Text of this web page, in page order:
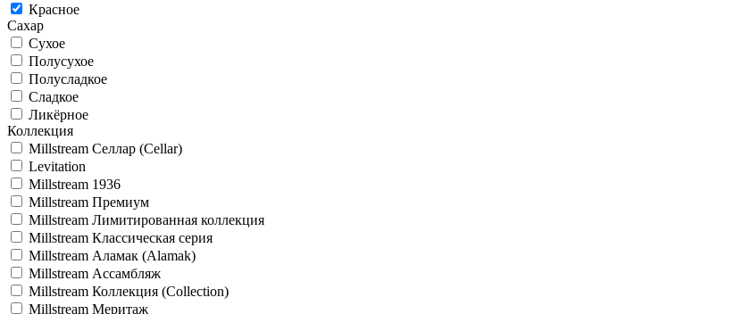
Красное
Сахар
Сухое
Полусухое
Полусладкое
Сладкое
Ликёрное
Коллекция
Millstream Селлар (Cellar)
Levitation
Millstream 1936
Millstream Премиум
Millstream Лимитированная коллекция
Millstream Классическая серия
Millstream Аламак (Alamak)
Millstream Ассамбляж
Millstream Коллекция (Collection)
Millstream Меритаж